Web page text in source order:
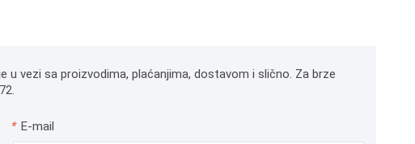
vezi sa proizvodima, plaćanjima, dostavom i slično. Za brze
* E-mail